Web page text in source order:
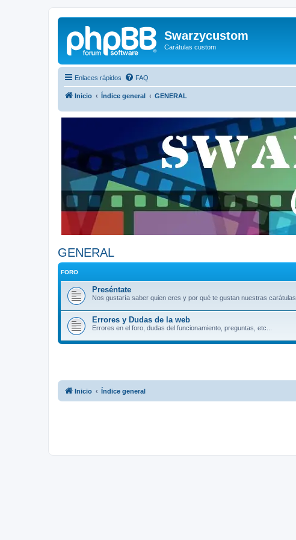
Swarzycustom
Carátulas custom
Enlaces rápidos FAQ
Inicio Índice general GENERAL
GENERAL
FORO
Preséntate
Nos gustaría saber quien eres y por qué te gustan nuestras carátulas.
Errores y Dudas de la web
Errores en el foro, dudas del funcionamiento, preguntas, etc...
Inicio Índice general